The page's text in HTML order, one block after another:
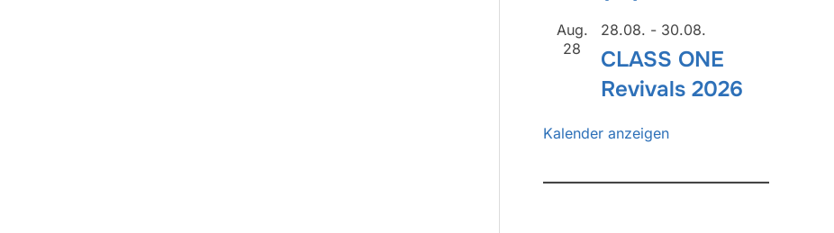
Aug.
28
28.08. - 30.08.
CLASS ONE
Revivals 2026
Kalender anzeigen